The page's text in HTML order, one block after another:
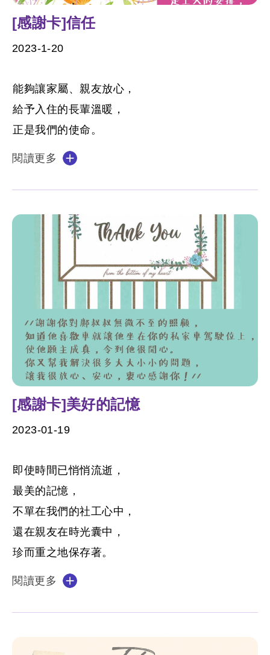
[感謝卡]信任
2023-1-20
能夠讓家屬、親友放心，
給予入住的長輩溫暖，
正是我們的使命。
閱讀更多
[感謝卡]美好的記憶
2023-01-19
即使時間已悄悄流逝，
最美的記憶，
不單在我們的社工心中，
還在親友在時光囊中，
珍而重之地保存著。
閱讀更多